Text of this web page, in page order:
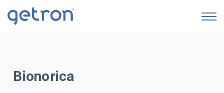
Eczane Süreç Dijitalleştirme & Otomasyon Servisi
Bionorica